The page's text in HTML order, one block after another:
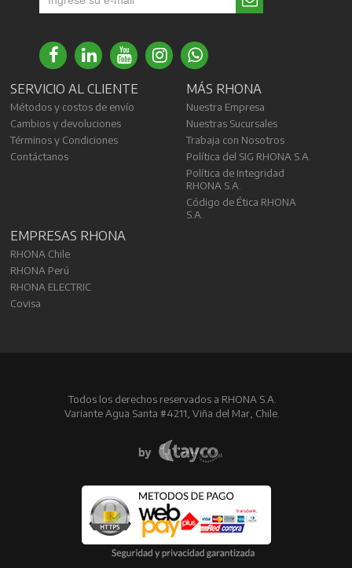
SERVICIO AL CLIENTE
Métodos y costos de envío
Cambios y devoluciones
Términos y Condiciones
Contáctanos
MÁS RHONA
Nuestra Empresa
Nuestras Sucursales
Trabaja con Nosotros
Política del SIG RHONA S.A.
Política de Integridad
RHONA S.A.
Código de Ética RHONA
S.A.
EMPRESAS RHONA
RHONA Chile
RHONA Perú
RHONA ELECTRIC
Covisa
Todos los derechos reservados a RHONA S.A.
Variante Agua Santa #4211, Viña del Mar, Chile.